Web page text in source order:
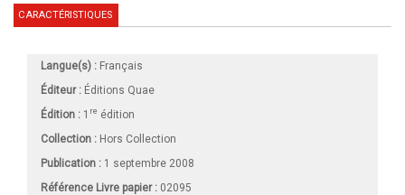
CARACTÉRISTIQUES
Langue(s) : Français
Éditeur : Éditions Quae
Édition : 1 re édition
Collection : Hors Collection
Publication : 1 septembre 2008
Référence Livre papier : 02095